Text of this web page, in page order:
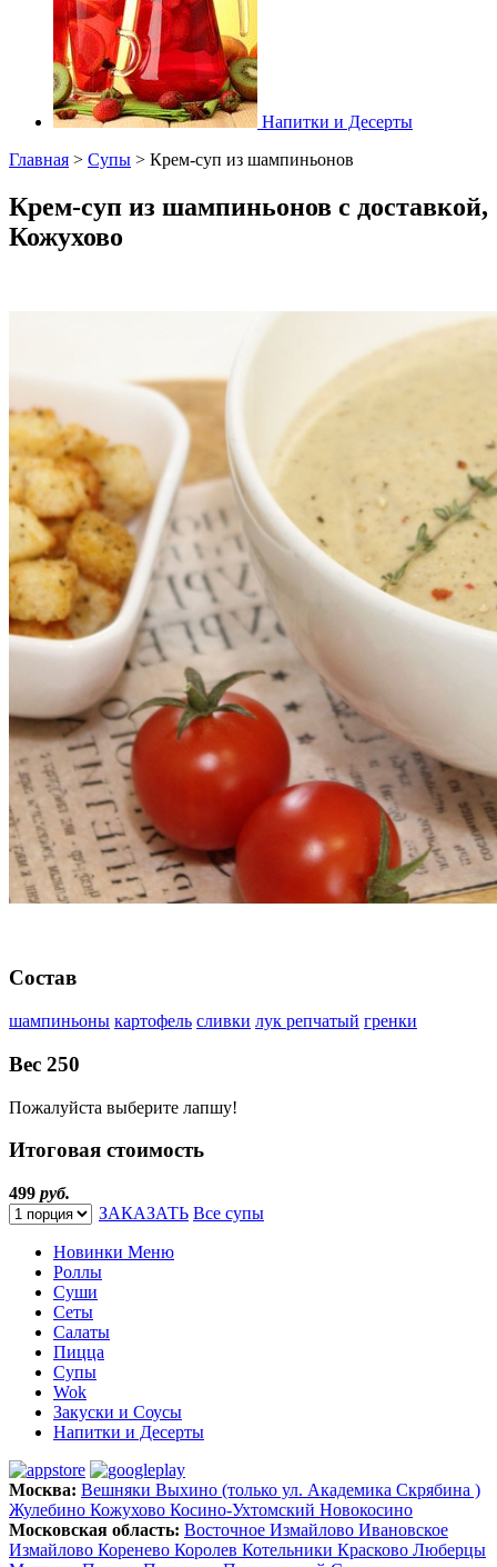
Напитки и Десерты
Главная > Супы > Крем-суп из шампиньонов
Крем-суп из шампиньонов с доставкой,
Кожухово
Состав
шампиньоны картофель сливки лук репчатый гренки
Вес 250
Пожалуйста выберите лапшу!
Итоговая стоимость
499 руб.
ЗАКАЗАТЬ Все супы
Новинки Меню
Роллы
Суши
Сеты
Салаты
Пицца
Супы
Wok
Закуски и Соусы
Напитки и Десерты
Москва: Вешняки Выхино (только ул. Академика Скрябина )
Жулебино Кожухово Косино-Ухтомский Новокосино
Московская область: Восточное Измайлово Ивановское
Измайлово Коренево Королев Котельники Красково Люберцы